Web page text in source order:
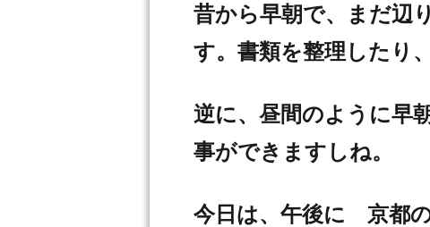
昔から早朝で、まだ辺
す。書類を整理したり
逆に、昼間のように早
事ができますしね。
今日は、午後に 京都